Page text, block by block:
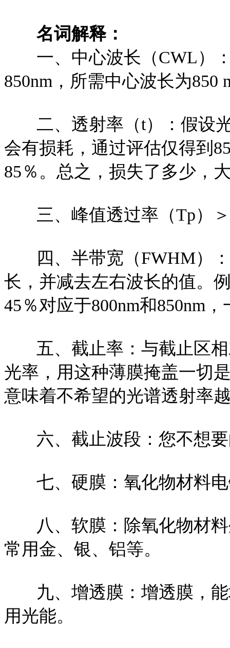
名词解释：
一、中心波长（CWL）：
850nm，所需中心波长为850
二、透射率（t）：假设光
会有损耗，通过评估仅得到
85％。总之，损失了多少，
三、峰值透过率（Tp）＞
四、半带宽（FWHM）：
长，并减去左右波长的值。
45％对应于800nm和850nm
五、截止率：与截止区相
光率，用这种薄膜掩盖一切
意味着不希望的光谱透射率
六、截止波段：您不想要
七、硬膜：氧化物材料电
八、软膜：除氧化物材料
常用金、银、铝等。
九、增透膜：增透膜，能
用光能。